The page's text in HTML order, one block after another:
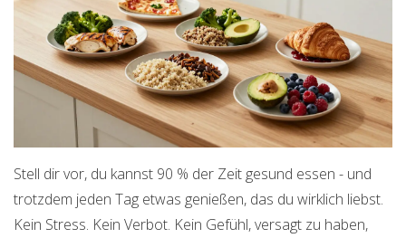
Stell dir vor, du kannst 90 % der Zeit gesund essen - und
trotzdem jeden Tag etwas genießen, das du wirklich liebst.
Kein Stress. Kein Verbot. Kein Gefühl, versagt zu haben,